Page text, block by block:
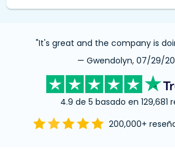
"It's great and the company is
— Gwendolyn, 07/29/
4.9 de 5 basado en 129,681
200,000+